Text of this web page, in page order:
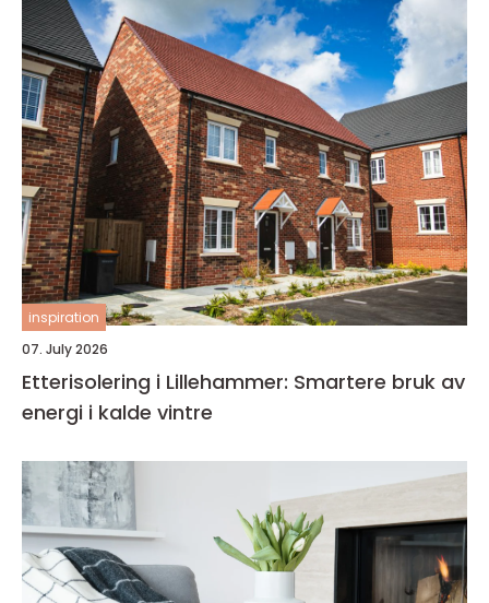
inspiration
07. July 2026
Etterisolering i Lillehammer: Smartere bruk av
energi i kalde vintre